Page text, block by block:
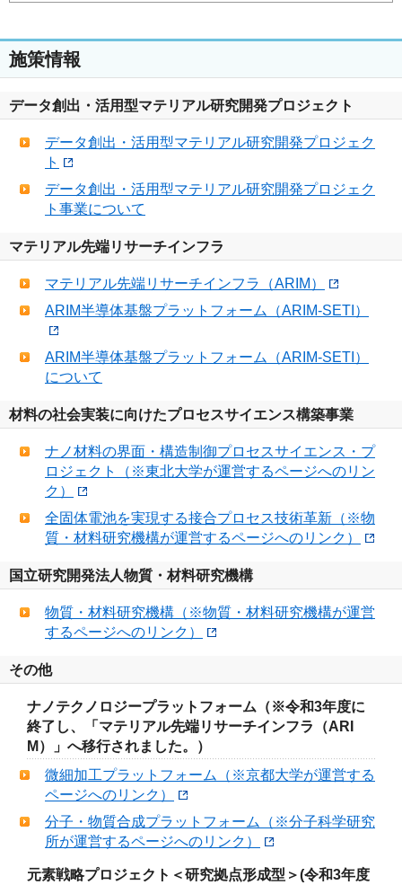
施策情報
データ創出・活用型マテリアル研究開発プロジェクト
データ創出・活用型マテリアル研究開発プロジェク
ト
データ創出・活用型マテリアル研究開発プロジェク
ト事業について
マテリアル先端リサーチインフラ
マテリアル先端リサーチインフラ（ARIM）
ARIM半導体基盤プラットフォーム（ARIM-SETI）
ARIM半導体基盤プラットフォーム（ARIM-SETI）
について
材料の社会実装に向けたプロセスサイエンス構築事業
ナノ材料の界面・構造制御プロセスサイエンス・プ
ロジェクト（※東北大学が運営するページへのリン
ク）
全固体電池を実現する接合プロセス技術革新（※物
質・材料研究機構が運営するページへのリンク）
国立研究開発法人物質・材料研究機構
物質・材料研究機構（※物質・材料研究機構が運営
するページへのリンク）
その他
ナノテクノロジープラットフォーム（※令和3年度に
終了し、「マテリアル先端リサーチインフラ（ARI
M）」へ移行されました。）
微細加工プラットフォーム（※京都大学が運営する
ページへのリンク）
分子・物質合成プラットフォーム（※分子科学研究
所が運営するページへのリンク）
元素戦略プロジェクト＜研究拠点形成型＞(令和3年度